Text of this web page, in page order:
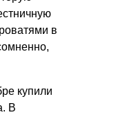
в
купили
В